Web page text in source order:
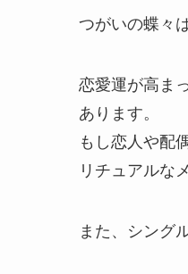
つがいの蝶々
恋愛運が高ま
あります。
もし恋人や配
リチュアルな
また、シング